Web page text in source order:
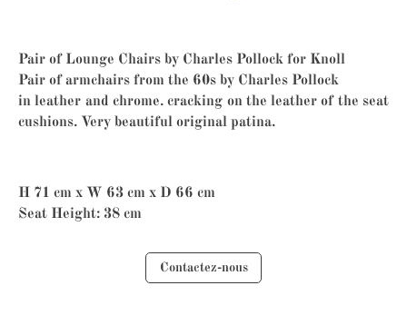
Pair of Lounge Chairs by Charles Pollock for Knoll
Pair of armchairs from the 60s by Charles Pollock
in leather and chrome. cracking on the leather of the seat
cushions. Very beautiful original patina.
H 71 cm x W 63 cm x D 66 cm
Seat Height: 38 cm
Contactez-nous